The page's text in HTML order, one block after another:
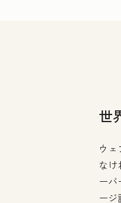
世
ウ
な
ー
ー